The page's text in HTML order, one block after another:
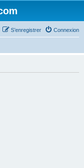
Connexion
S’enregistrer